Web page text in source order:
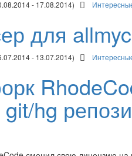
- 17.08.2014)
для
- 13.07.2014)
hg